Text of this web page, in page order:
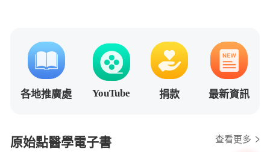
各地推廣處 YouTube 捐款 最新資訊
原始點醫學電子書 查看更多